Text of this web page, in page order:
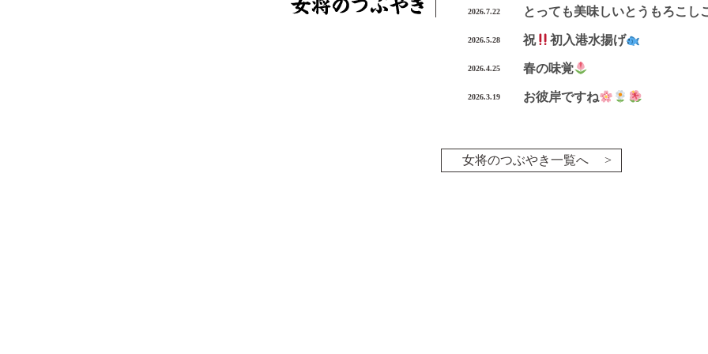
2026.7.22 とっても美味しいとうもろこし
2026.5.28 祝 初入港水揚げ
2026.4.25 春の味覚
2026.3.19 お彼岸ですね
女将のつぶやき一覧へ